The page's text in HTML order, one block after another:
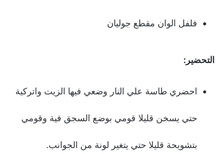
فلفل الوان مقطع جوليان
التحضير:
احضري طاسة علي النار وضعي فيها الزيت واتركية
حتي يسخن قليلا قومي بوضع السجق فية وقومي
بتشويحة قليلا حتي يتغير لونة من الجوانب.